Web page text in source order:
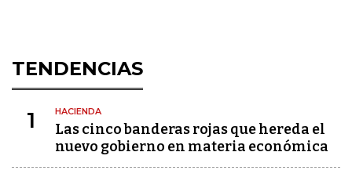
TENDENCIAS
1 HACIENDA
Las cinco banderas rojas que hereda el
nuevo gobierno en materia económica